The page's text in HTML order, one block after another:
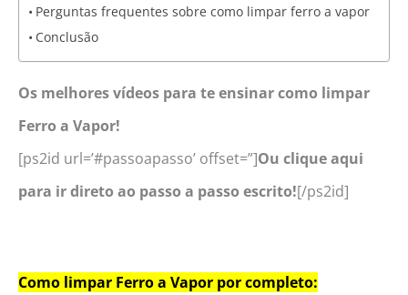
Perguntas frequentes sobre como limpar ferro a vapor
Conclusão
Os melhores vídeos para te ensinar como limpar
Ferro a Vapor!
[ps2id url=’#passoapasso’ offset=”]Ou clique aqui
para ir direto ao passo a passo escrito![/ps2id]
Como limpar Ferro a Vapor por completo: